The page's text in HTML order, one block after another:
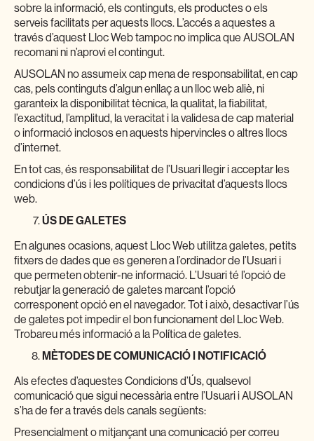
sobre la informació, els continguts, els productes o els
serveis facilitats per aquests llocs. L’accés a aquestes a
través d’aquest Lloc Web tampoc no implica que AUSOLAN
recomani ni n’aprovi el contingut.
AUSOLAN no assumeix cap mena de responsabilitat, en cap
cas, pels continguts d’algun enllaç a un lloc web aliè, ni
garanteix la disponibilitat tècnica, la qualitat, la fiabilitat,
l’exactitud, l’amplitud, la veracitat i la validesa de cap material
o informació inclosos en aquests hipervincles o altres llocs
d’internet.
En tot cas, és responsabilitat de l’Usuari llegir i acceptar les
condicions d’ús i les polítiques de privacitat d’aquests llocs
web.
ÚS DE GALETES
En algunes ocasions, aquest Lloc Web utilitza galetes, petits
fitxers de dades que es generen a l’ordinador de l’Usuari i
que permeten obtenir-ne informació. L’Usuari té l’opció de
rebutjar la generació de galetes marcant l’opció
corresponent opció en el navegador. Tot i això, desactivar l’ús
de galetes pot impedir el bon funcionament del Lloc Web.
Trobareu més informació a la Política de galetes.
MÈTODES DE COMUNICACIÓ I NOTIFICACIÓ
Als efectes d’aquestes Condicions d’Ús, qualsevol
comunicació que sigui necessària entre l’Usuari i AUSOLAN
s’ha de fer a través dels canals següents:
Presencialment o mitjançant una comunicació per correu